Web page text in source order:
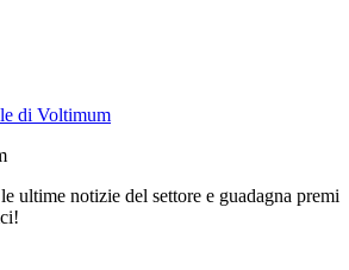
di Voltimum
ultime notizie del settore e guadagna premi